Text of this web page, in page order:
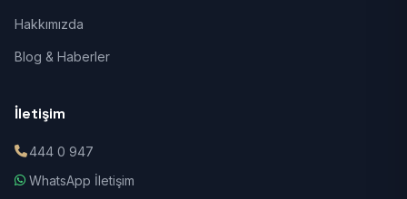
Hakkımızda
Blog & Haberler
İletişim
444 0 947
WhatsApp İletişim